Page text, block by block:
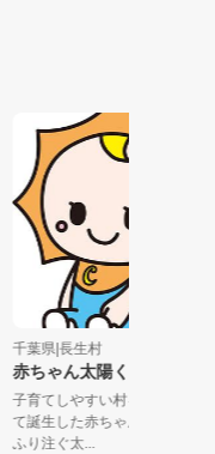
千葉県|長生村
赤ちゃん太陽くん
子育てしやすい村をイメ
て誕生した赤ちゃん太陽
ふり注ぐ太...